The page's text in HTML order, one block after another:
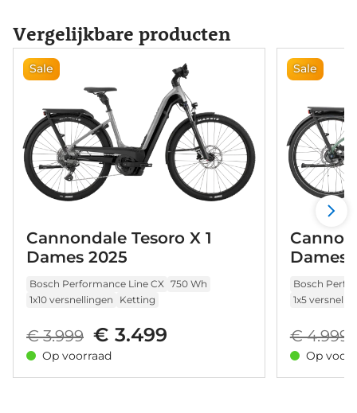
Vergelijkbare producten
Sale
Cannondale Tesoro X 1
Dames 2025
Bosch Performance Line CX 750 Wh
1x10 versnellingen
Ketting
€ 3.999 € 3.499
Op voorraad
Sale
Dames
Bosch
1x5
€ 4.999
Op